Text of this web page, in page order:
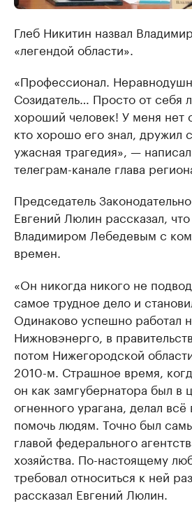
Глеб Никитин назвал
«легендой области».
«Профессионал.
Созидатель… Просто от себя
хороший человек! У меня нет
кто хорошо его знал, дружил
ужасная трагедия», —
телеграм-канале глава
Председатель
Евгений Люлин рассказал,
Владимиром Лебедевым с
времен.
«Он никогда никого не
самое трудное дело и
Одинаково успешно работал
Нижновэнерго, в
потом Нижегородской
2010-м. Страшное время,
он как замгубернатора был в
огненного урагана, делал
помочь людям. Точно был
главой федерального
хозяйства. По-настоящему
требовал относиться к ней
рассказал Евгений Люлин.